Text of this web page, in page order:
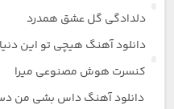
دلدادگی گل عشق همدرد
دانلود آهنگ هیچی تو این
کنسرت هوش مصنوعی میرا
دانلود آهنگ داس بشی من